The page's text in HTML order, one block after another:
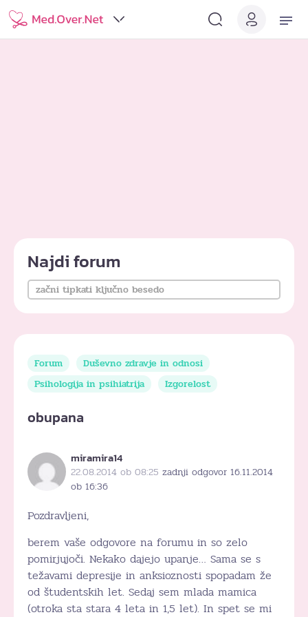
Najdi forum
Forum
Duševno zdravje in odnosi
Psihologija in psihiatrija
Izgorelost
obupana
miramira14
22.08.2014 ob 08:25 zadnji odgovor 16.11.2014
ob 16:36
Pozdravljeni,
berem vaše odgovore na forumu in so zelo
pomirjujoči. Nekako dajejo upanje… Sama se s
težavami depresije in anksioznosti spopadam že
od študentskih let. Sedaj sem mlada mamica
(otroka sta stara 4 leta in 1,5 let). In spet se mi